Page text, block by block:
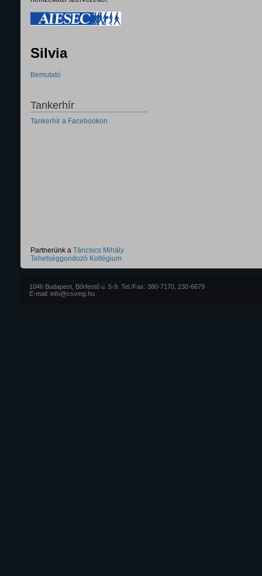
Silvia
Bemutató
Tankerhír
Tankerhír a Facebookon
Partnerünk a Táncsics Mihály
Tehetséggondozó Kollégium
1046 Budapest, Bőrfestő u. 5-9. Tel./Fax: 380-7170, 230-6679
E-mail: info@csvmg.hu